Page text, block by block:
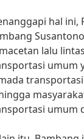
hal ini,
lalu
umum
umum